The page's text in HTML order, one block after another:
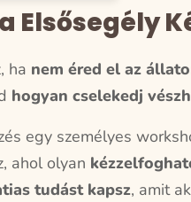
Elsősegély
ha nem éred el az
hogyan cselekedj
egy személyes
ahol olyan
tudást kapsz, amit